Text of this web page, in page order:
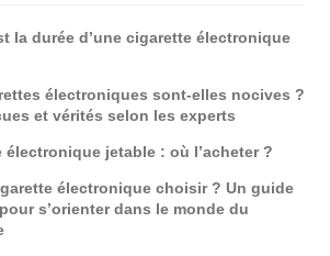
la durée d’une cigarette électronique
électroniques sont-elles nocives ?
et vérités selon les experts
électronique jetable : où l’acheter ?
électronique choisir ? Un guide
s’orienter dans le monde du